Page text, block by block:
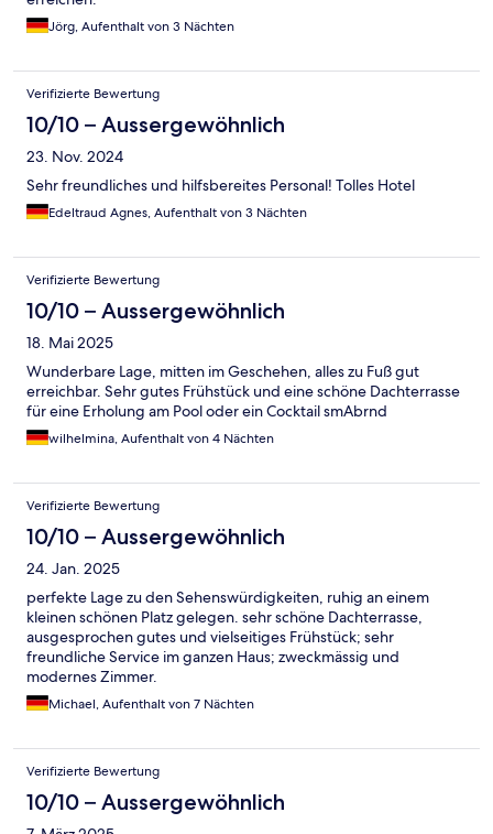
Jörg, Aufenthalt von 3 Nächten
Verifizierte Bewertung
10/10 – Aussergewöhnlich
23. Nov. 2024
Sehr freundliches und hilfsbereites Personal! Tolles Hotel
Edeltraud Agnes, Aufenthalt von 3 Nächten
Verifizierte Bewertung
10/10 – Aussergewöhnlich
18. Mai 2025
Wunderbare Lage, mitten im Geschehen, alles zu Fuß gut
erreichbar. Sehr gutes Frühstück und eine schöne Dachterrasse
für eine Erholung am Pool oder ein Cocktail smAbrnd
wilhelmina, Aufenthalt von 4 Nächten
Verifizierte Bewertung
10/10 – Aussergewöhnlich
24. Jan. 2025
perfekte Lage zu den Sehenswürdigkeiten, ruhig an einem
kleinen schönen Platz gelegen. sehr schöne Dachterrasse,
ausgesprochen gutes und vielseitiges Frühstück; sehr
freundliche Service im ganzen Haus; zweckmässig und
modernes Zimmer.
Michael, Aufenthalt von 7 Nächten
Verifizierte Bewertung
10/10 – Aussergewöhnlich